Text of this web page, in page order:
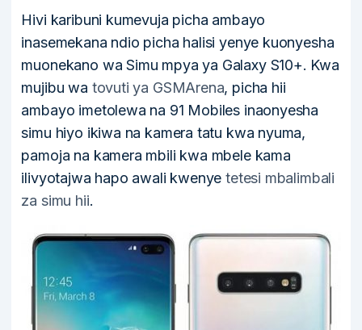
Hivi karibuni kumevuja picha ambayo
inasemekana ndio picha halisi yenye kuonyesha
muonekano wa Simu mpya ya Galaxy S10+. Kwa
mujibu wa tovuti ya GSMArena, picha hii
ambayo imetolewa na 91 Mobiles inaonyesha
simu hiyo ikiwa na kamera tatu kwa nyuma,
pamoja na kamera mbili kwa mbele kama
ilivyotajwa hapo awali kwenyetetesi mbalimbali
za simu hii.